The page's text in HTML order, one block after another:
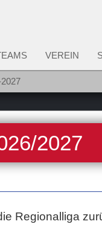
VEREIN
2027
Regionalliga